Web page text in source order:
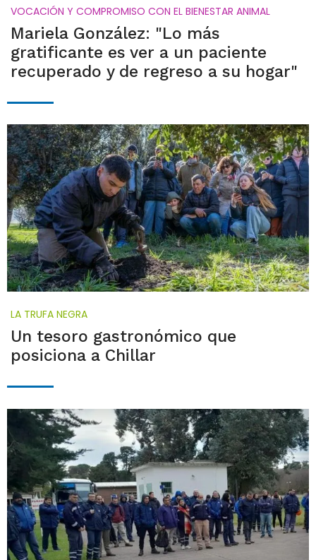
VOCACIÓN Y COMPROMISO CON EL BIENESTAR ANIMAL
Mariela González: "Lo más
gratificante es ver a un paciente
recuperado y de regreso a su hogar"
LA TRUFA NEGRA
Un tesoro gastronómico que
posiciona a Chillar